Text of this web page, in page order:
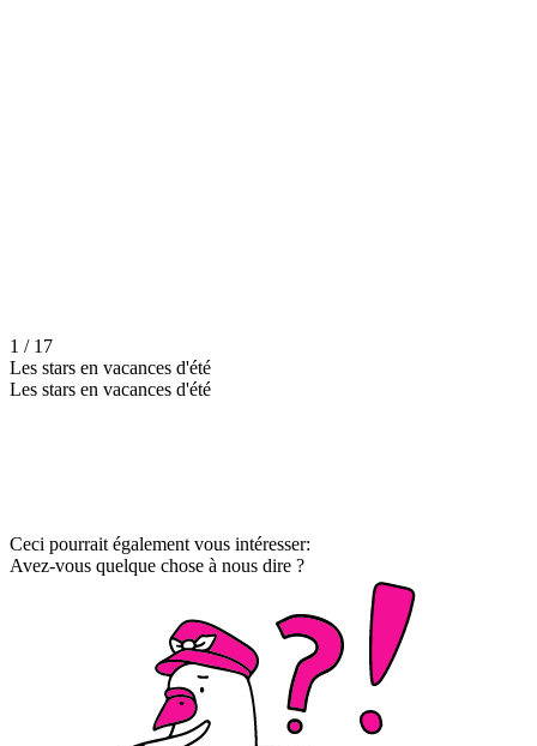
1 / 17
Les stars en vacances d'été
Les stars en vacances d'été
Ceci pourrait également vous intéresser:
Avez-vous quelque chose à nous dire ?